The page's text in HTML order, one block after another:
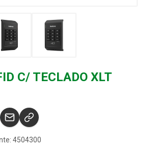
C/ TECLADO XLT
4504300